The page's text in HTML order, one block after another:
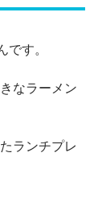
す。
なラーメン
ランチプレ